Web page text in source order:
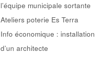
l’équipe municipale sortante
Ateliers poterie Es Terra
Info économique : installation
d’un architecte